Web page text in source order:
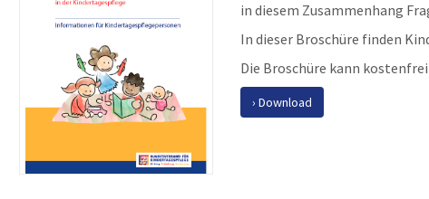
in diesem Zusammenhang
In dieser Broschüre finden
Die Broschüre kann
Download